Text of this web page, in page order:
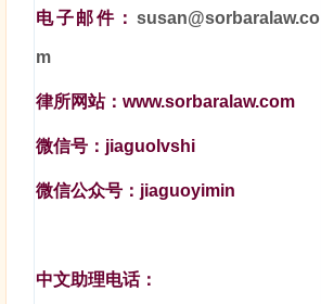
电子邮件： susan@sorbaralaw.co
m
律所网站： www.sorbaralaw.com
微信号： jiaguolvshi
微信公众号： jiaguoyimin
中文助理电话：